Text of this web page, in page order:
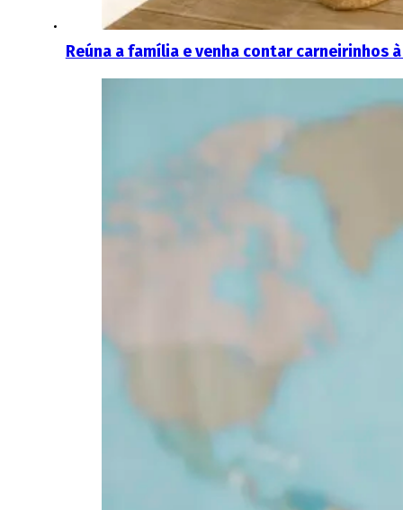
Reúna a família e venha contar